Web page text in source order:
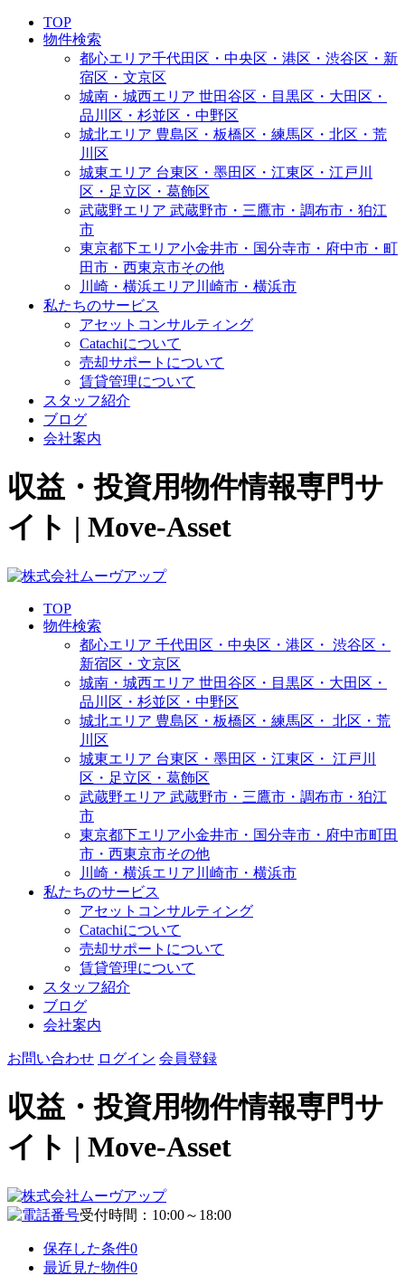
TOP
物件検索
都心エリア千代田区・中央区・港区・渋谷区・新
宿区・文京区
城南・城西エリア 世田谷区・目黒区・大田区・
品川区・杉並区・中野区
城北エリア 豊島区・板橋区・練馬区・北区・荒
川区
城東エリア 台東区・墨田区・江東区・江戸川
区・足立区・葛飾区
武蔵野エリア 武蔵野市・三鷹市・調布市・狛江
市
東京都下エリア小金井市・国分寺市・府中市・町
田市・西東京市その他
川崎・横浜エリア 川崎市・横浜市
私たちのサービス
アセットコンサルティング
Catachiについて
売却サポートについて
賃貸管理について
スタッフ紹介
ブログ
会社案内
収益・投資用物件情報専門サ
イト | Move-Asset
TOP
物件検索
都心エリア 千代田区・中央区・港区・ 渋谷区・
新宿区・文京区
城南・城西エリア 世田谷区・目黒区・大田区・
品川区・杉並区・中野区
城北エリア 豊島区・板橋区・練馬区・ 北区・荒
川区
城東エリア 台東区・墨田区・江東区・ 江戸川
区・足立区・葛飾区
武蔵野エリア 武蔵野市・三鷹市・調布市・ 狛江
市
東京都下エリア小金井市・国分寺市・府中市町田
市・西東京市その他
川崎・横浜エリア 川崎市・横浜市
私たちのサービス
アセットコンサルティング
Catachiについて
売却サポートについて
賃貸管理について
スタッフ紹介
ブログ
会社案内
お問い合わせ ログイン 会員登録
収益・投資用物件情報専門サ
イト | Move-Asset
受付時間：10:00～18:00
保存した条件0
最近見た物件0